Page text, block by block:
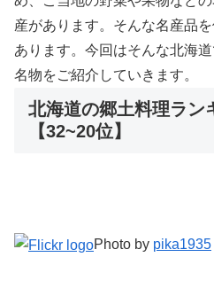
産があります。そんな名産品
あります。今回はそんな北海
名物をご紹介していきます。
北海道の郷土料理ラン
【32~20位】
Photo by pika1935